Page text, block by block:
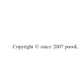
Copyright © since 2007 poooL